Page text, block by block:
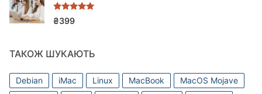
Оцінено в
5.00з 5
₴399
ТАКОЖ ШУКАЮТЬ
Debian iMac Linux MacBook
MacOS Mojave